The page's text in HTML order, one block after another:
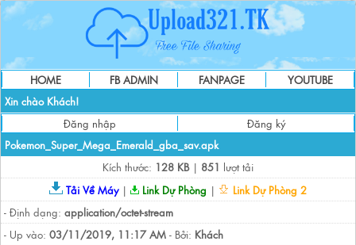
HOME FB ADMIN FANPAGE
YOUTUBE
Xin chào Khách!
Đăng nhập
Đăng ký
Pokemon_Super_Mega_Emerald_gba_sav.apk
Kích thước: 128 KB| 851 lượt tải
Tải Về Máy| Link Dự Phòng |
Link Dự Phòng 2
- Định dạng: application/octet-stream
- Up vào: 03/11/2019, 11:17 AM - Bởi: Khách